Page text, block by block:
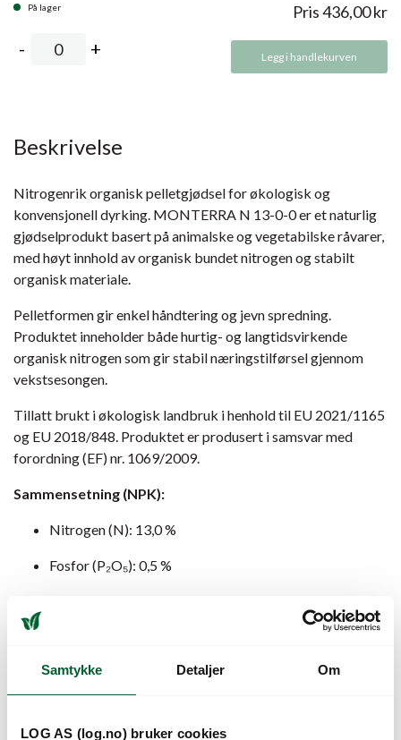
Samtykke Detaljer Om
LOG AS (log.no) bruker cookies
På lager Pris436,00kr
Legg i handlekurven
Beskrivelse
Nitrogenrik organisk pelletgjødsel for økologisk og
konvensjonell dyrking. MONTERRA N 13-0-0 er et naturlig
gjødselprodukt basert på animalske og vegetabilske råvarer,
med høyt innhold av organisk bundet nitrogen og stabilt
organisk materiale.
Pelletformen gir enkel håndtering og jevn spredning.
Produktet inneholder både hurtig- og langtidsvirkende
organisk nitrogen som gir stabil næringstilførsel gjennom
vekstsesongen.
Tillatt brukt i økologisk landbruk i henhold til EU 2021/1165
og EU 2018/848. Produktet er produsert i samsvar med
forordning (EF) nr. 1069/2009.
Sammensetning (NPK):
Nitrogen (N): 13,0 %
Fosfor (P₂O₅): 0,5 %
Kalsium (CaO): 1,0 %